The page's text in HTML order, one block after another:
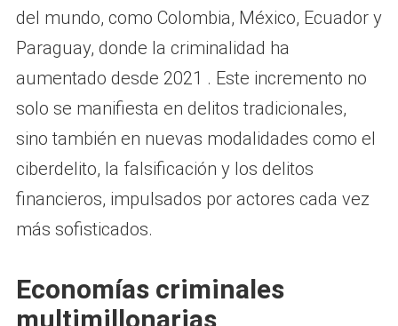
del mundo, como Colombia, México, Ecuador y
Paraguay, donde la criminalidad ha
aumentado desde 2021 . Este incremento no
solo se manifiesta en delitos tradicionales,
sino también en nuevas modalidades como el
ciberdelito, la falsificación y los delitos
financieros, impulsados por actores cada vez
más sofisticados.
Economías criminales
multimillonarias